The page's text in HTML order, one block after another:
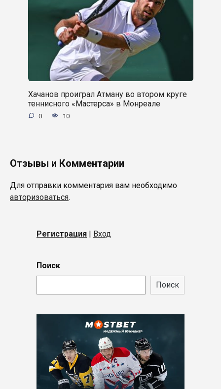
Хачанов проиграл Атману во втором круге
теннисного «Мастерса» в Монреале
0 10
Отзывы и Комментарии
Для отправки комментария вам необходимо
авторизоваться.
Регистрация Вход
Поиск
Поиск